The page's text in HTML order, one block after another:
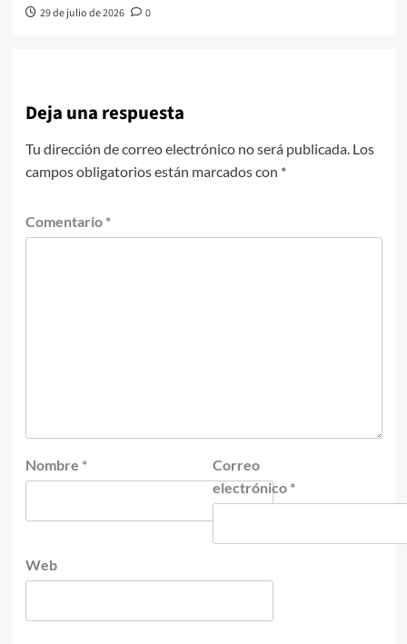
29 de julio de 2026 0
Deja una respuesta
Tu dirección de correo electrónico no será publicada. Los
campos obligatorios están marcados con *
Comentario *
Nombre *
Correo
electrónico *
Web